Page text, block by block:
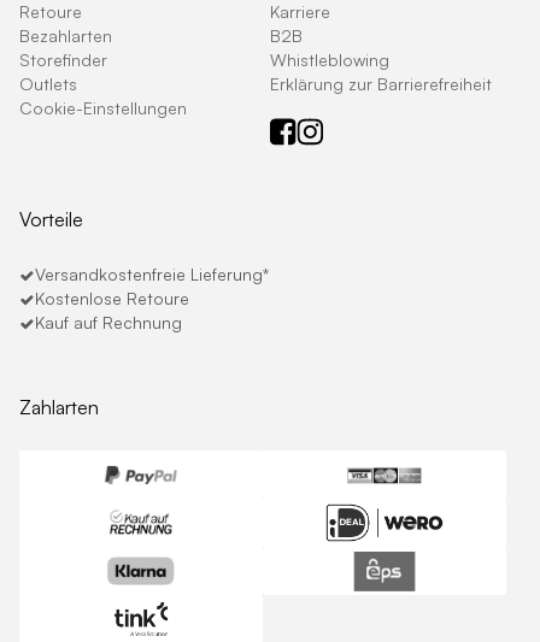
Retoure
Bezahlarten
Storefinder
Outlets
Cookie-Einstellungen
Karriere
B2B
Whistleblowing
Erklärung zur Barrierefreiheit
Vorteile
Versandkostenfreie Lieferung*
Kostenlose Retoure
Kauf auf Rechnung
Zahlarten